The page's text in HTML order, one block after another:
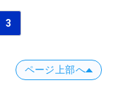
3
ページ上部へ